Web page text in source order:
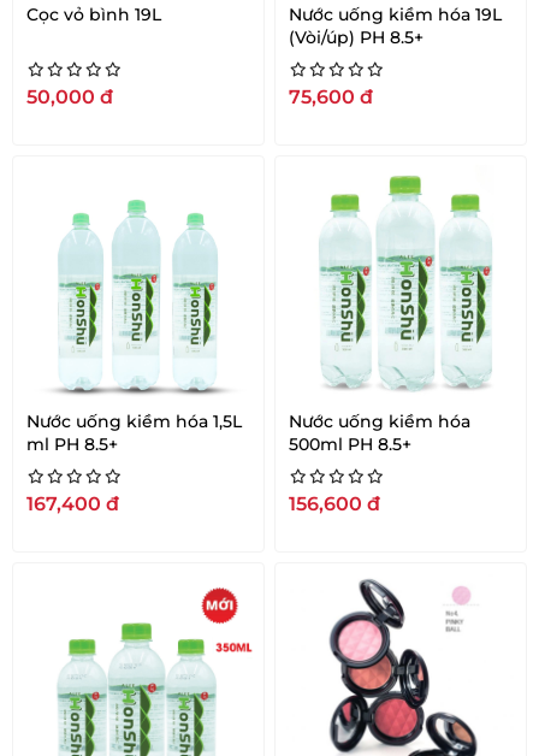
Cọc vỏ bình 19L
50,000 đ
Nước uống kiềm hóa 19L
(Vòi/úp) PH 8.5+
75,600 đ
Nước uống kiềm hóa 1,5L
ml PH 8.5+
167,400 đ
Nước uống kiềm hóa
500ml PH 8.5+
156,600 đ